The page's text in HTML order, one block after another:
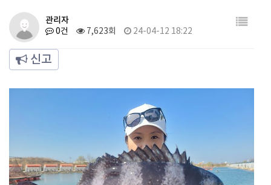
관리자
0건 7,623회 24-04-12 18:22
신고